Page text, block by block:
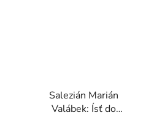
Salezián Marián
Valábek: Ísť do